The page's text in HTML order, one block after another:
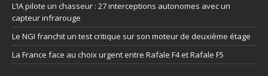
L’IA pilote un chasseur : 27 interceptions autonomes avec un
capteur infrarouge
Le NGI franchit un test critique sur son moteur de deuxième étage
La France face au choix urgent entre Rafale F4 et Rafale F5